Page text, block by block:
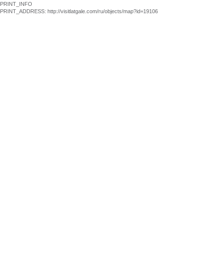
PRINT_INFO
PRINT_ADDRESS: http://visitlatgale.com/ru/objects/map?id=19106